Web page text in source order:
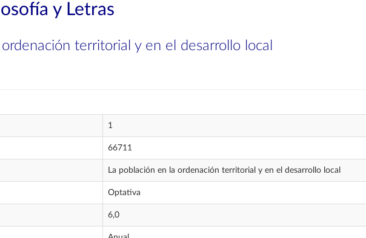
y Letras
territorial y en el desarrollo local
1
66711
La población en la ordenación territorial y en el desarrollo local
Optativa
6,0